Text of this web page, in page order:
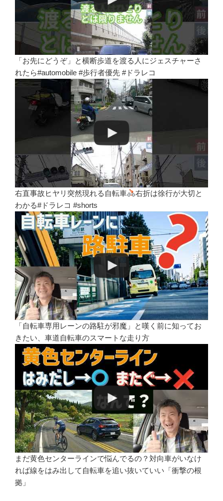
「お先にどうぞ」と横断歩道を渡る人にジェスチャーさ
れたら#automobile #歩行者優先 #ドラレコ
右直事故ヒヤリ突然現れる自転車
右折は徐行が大切と
わかる#ドラレコ #shorts
「自転車専用レーンの路駐が邪魔」と嘆く前に知ってお
きたい、車道自転車のスマートな走り方
まだ黄色センターラインで悩んでるの？対向車がいなけ
れば線をはみ出して自転車を追い抜いていい「衝撃の根
拠」